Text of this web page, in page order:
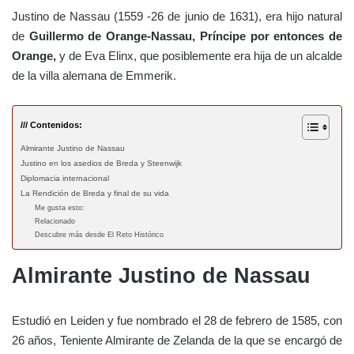
Justino de Nassau (1559 -26 de junio de 1631), era hijo natural
de Guillermo de Orange-Nassau, Príncipe por entonces de
Orange, y de Eva Elinx, que posiblemente era hija de un alcalde
de la villa alemana de Emmerik.
/// Contenidos:
Almirante Justino de Nassau
Justino en los asedios de Breda y Steenwijk
Diplomacia internacional
La Rendición de Breda y final de su vida
Me gusta esto:
Relacionado
Descubre más desde El Reto Histórico
Almirante Justino de Nassau
Estudió en Leiden y fue nombrado el 28 de febrero de 1585, con
26 años, Teniente Almirante de Zelanda de la que se encargó de